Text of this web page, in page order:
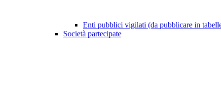
Enti pubblici vigilati (da pubblicare in
Società partecipate